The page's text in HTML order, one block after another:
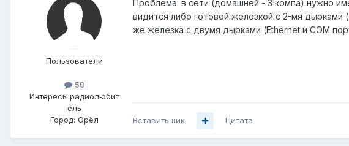
Пользователи
58
Интересы:радиолюбит
ель
Город: Орёл
Проблема: в сети (домашней - 3 компа) нужно
видится либо готовой железкой с 2-мя
же железка с двумя дырками (Ethernet и COM
Вставить ник Цитата